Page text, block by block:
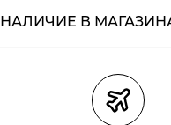
Курьерская доставка
НАЛИЧИЕ В